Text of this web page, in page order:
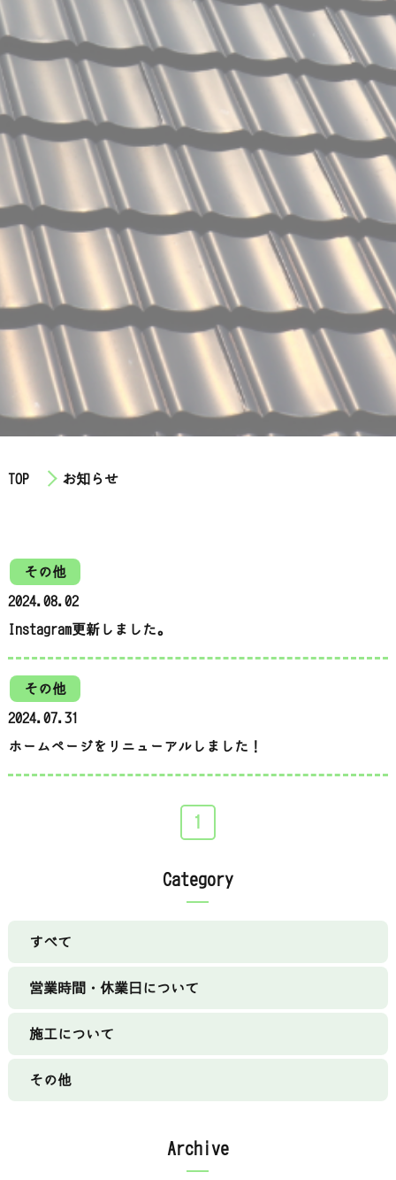
施工事例
お知らせ
採用情報
公式LINE
instagram
TOP お知らせ
その他
2024.08.02
Instagram更新しました。
その他
2024.07.31
ホームページをリニューアルしました！
1
Category
すべて
営業時間・休業日について
施工について
その他
Archive